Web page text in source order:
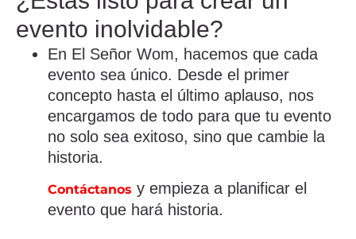
evento inolvidable?
En El Señor Wom, hacemos que cada
evento sea único. Desde el primer
concepto hasta el último aplauso, nos
encargamos de todo para que tu evento
no solo sea exitoso, sino que cambie la
historia.
Contáctanos y empieza a planificar el
evento que hará historia.